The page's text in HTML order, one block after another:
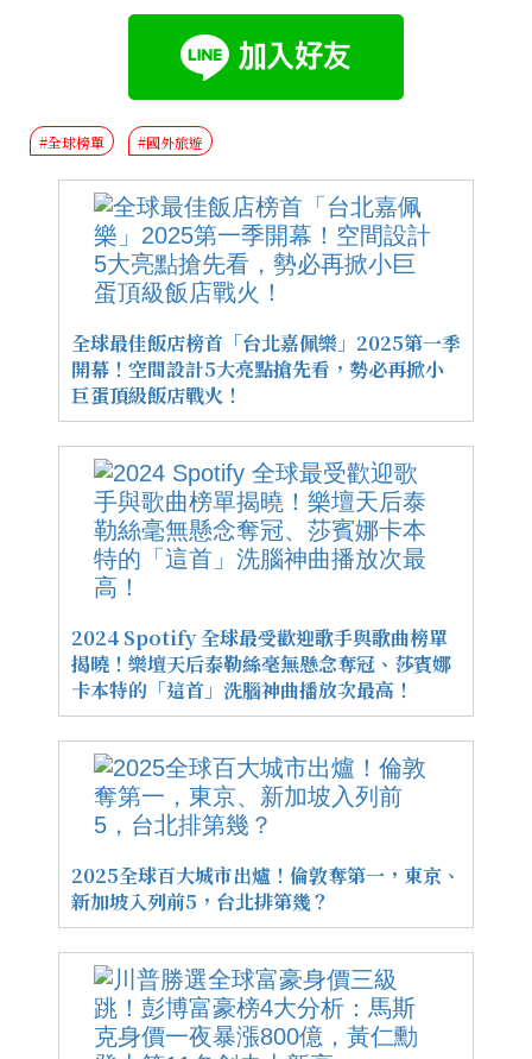
#全球榜單 #國外旅遊
全球最佳飯店榜首「台北嘉佩樂」2025第一季
開幕！空間設計5大亮點搶先看，勢必再掀小
巨蛋頂級飯店戰火！
2024 Spotify 全球最受歡迎歌手與歌曲榜單
揭曉！樂壇天后泰勒絲毫無懸念奪冠、莎賓娜
卡本特的「這首」洗腦神曲播放次最高！
2025全球百大城市出爐！倫敦奪第一，東京、
新加坡入列前5，台北排第幾？